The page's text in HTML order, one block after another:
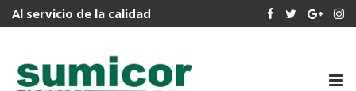
Al servicio de la calidad